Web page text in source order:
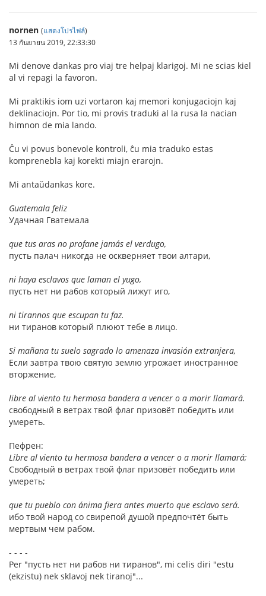
nornen (แสดงโปรไฟล์)
13 กันยายน 2019, 22:33:30
Mi denove dankas pro viaj tre helpaj klarigoj. Mi ne scias kiel
al vi repagi la favoron.
Mi praktikis iom uzi vortaron kaj memori konjugaciojn kaj
deklinaciojn. Por tio, mi provis traduki al la rusa la nacian
himnon de mia lando.
Ĉu vi povus bonevole kontroli, ĉu mia traduko estas
komprenebla kaj korekti miajn erarojn.
Mi antaŭdankas kore.
Guatemala feliz
Удачная Гватемала
que tus aras no profane jamás el verdugo,
пусть палач никогда не оскверняет твои алтари,
ni haya esclavos que laman el yugo,
пусть нет ни рабов который лижут иго,
ni tirannos que escupan tu faz.
ни тиранов который плюют тебе в лицо.
Si mañana tu suelo sagrado lo amenaza invasión extranjera,
Если завтра твою святую землю угрожает иностранное
вторжение,
libre al viento tu hermosa bandera a vencer o a morir llamará.
свободный в ветрах твой флаг призовёт победить или
умереть.
Пефрен:
Libre al viento tu hermosa bandera a vencer o a morir llamará;
Свободный в ветрах твой флаг призовёт победить или
умереть;
que tu pueblo con ánima fiera antes muerto que esclavo será.
ибо твой народ со свирепой душой предпочтёт быть
мертвым чем рабом.
- - - -
Per "пусть нет ни рабов ни тиранов", mi celis diri "estu
(ekzistu) nek sklavoj nek tiranoj"...